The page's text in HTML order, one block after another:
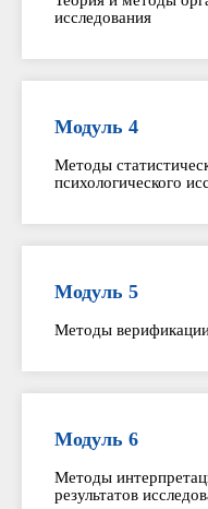
исследования
Модуль 4
Методы
психологического
Модуль 5
Методы верификации
Модуль 6
Методы
результатов